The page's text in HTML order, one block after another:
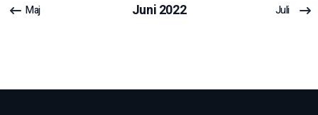
Maj Juni2022 Juli